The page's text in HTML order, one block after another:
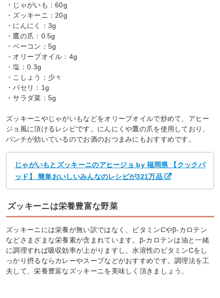
・じゃがいも：60g
・ズッキーニ：20g
・にんにく：3g
・鷹の爪：0.5g
・ベーコン：5g
・オリーブオイル：4g
・塩：0.3g
・こしょう：少々
・パセリ：1g
・サラダ菜：5g
ズッキーニやじゃがいもなどをオリーブオイルで炒めて、アヒー
ジョ風に頂けるレシピです。にんにくや鷹の爪を使用しており、
パンチが効いているのでお酒のおつまみにもおすすめです。
じゃがいもとズッキーニのアヒージョ by 福岡県 【クックパ
ッド】 簡単おいしいみんなのレシピが321万品
ズッキーニは栄養豊富な野菜
ズッキーニには栄養が無い訳ではなく、ビタミンCやβ-カロテン
などさまざまな栄養素が含まれています。β-カロテンは油と一緒
に調理すれば吸収効率が上がりますし、水溶性のビタミンCをし
っかり摂るならカレーやスープなどがおすすめです。調理法を工
夫して、栄養豊富なズッキーニを美味しく頂きましょう。